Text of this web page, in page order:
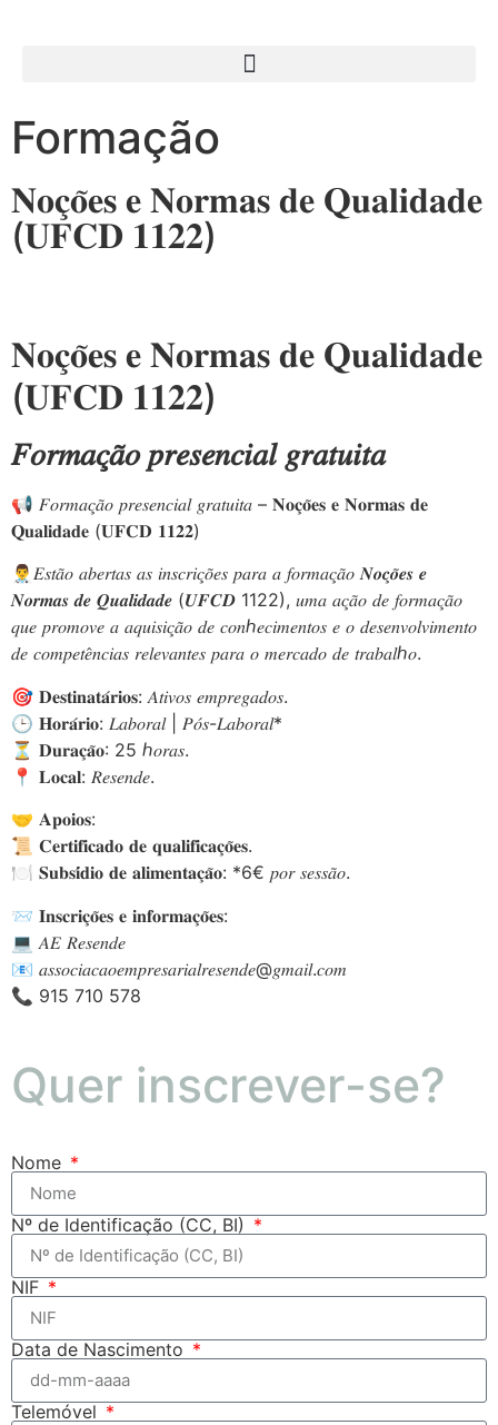
Formação
𝐍𝐨𝐜̧𝐨̃𝐞𝐬 𝐞 𝐍𝐨𝐫𝐦𝐚𝐬 𝐝𝐞 𝐐𝐮𝐚𝐥𝐢𝐝𝐚𝐝𝐞
(𝐔𝐅𝐂𝐃 𝟏𝟏𝟐𝟐)
𝐍𝐨𝐜̧𝐨̃𝐞𝐬 𝐞 𝐍𝐨𝐫𝐦𝐚𝐬 𝐝𝐞 𝐐𝐮𝐚𝐥𝐢𝐝𝐚𝐝𝐞
(𝐔𝐅𝐂𝐃 𝟏𝟏𝟐𝟐)
𝐹𝑜𝑟𝑚𝑎𝑐̧𝑎̃𝑜 𝑝𝑟𝑒𝑠𝑒𝑛𝑐𝑖𝑎𝑙 𝑔𝑟𝑎𝑡𝑢𝑖𝑡𝑎
📢 𝐹𝑜𝑟𝑚𝑎𝑐̧𝑎̃𝑜 𝑝𝑟𝑒𝑠𝑒𝑛𝑐𝑖𝑎𝑙 𝑔𝑟𝑎𝑡𝑢𝑖𝑡𝑎 – 𝐍𝐨𝐜̧𝐨̃𝐞𝐬 𝐞 𝐍𝐨𝐫𝐦𝐚𝐬 𝐝𝐞
𝐐𝐮𝐚𝐥𝐢𝐝𝐚𝐝𝐞 (𝐔𝐅𝐂𝐃 𝟏𝟏𝟐𝟐)
👨‍⚕️𝐸𝑠𝑡𝑎̃𝑜 𝑎𝑏𝑒𝑟𝑡𝑎𝑠 𝑎𝑠 𝑖𝑛𝑠𝑐𝑟𝑖𝑐̧𝑜̃𝑒𝑠 𝑝𝑎𝑟𝑎 𝑎 𝑓𝑜𝑟𝑚𝑎𝑐̧𝑎̃𝑜 𝑵𝒐𝒄̧𝒐̃𝒆𝒔 𝒆
𝑵𝒐𝒓𝒎𝒂𝒔 𝒅𝒆 𝑸𝒖𝒂𝒍𝒊𝒅𝒂𝒅𝒆 (𝑼𝑭𝑪𝑫 1122), 𝑢𝑚𝑎 𝑎𝑐̧𝑎̃𝑜 𝑑𝑒 𝑓𝑜𝑟𝑚𝑎𝑐̧𝑎̃𝑜
𝑞𝑢𝑒 𝑝𝑟𝑜𝑚𝑜𝑣𝑒 𝑎 𝑎𝑞𝑢𝑖𝑠𝑖𝑐̧𝑎̃𝑜 𝑑𝑒 𝑐𝑜𝑛ℎ𝑒𝑐𝑖𝑚𝑒𝑛𝑡𝑜𝑠 𝑒 𝑜 𝑑𝑒𝑠𝑒𝑛𝑣𝑜𝑙𝑣𝑖𝑚𝑒𝑛𝑡𝑜
𝑑𝑒 𝑐𝑜𝑚𝑝𝑒𝑡𝑒̂𝑛𝑐𝑖𝑎𝑠 𝑟𝑒𝑙𝑒𝑣𝑎𝑛𝑡𝑒𝑠 𝑝𝑎𝑟𝑎 𝑜 𝑚𝑒𝑟𝑐𝑎𝑑𝑜 𝑑𝑒 𝑡𝑟𝑎𝑏𝑎𝑙ℎ𝑜.
🎯 𝐃𝐞𝐬𝐭𝐢𝐧𝐚𝐭𝐚́𝐫𝐢𝐨𝐬: 𝐴𝑡𝑖𝑣𝑜𝑠 𝑒𝑚𝑝𝑟𝑒𝑔𝑎𝑑𝑜𝑠.
🕒 𝐇𝐨𝐫𝐚́𝐫𝐢𝐨: 𝐿𝑎𝑏𝑜𝑟𝑎𝑙 | 𝑃𝑜́𝑠-𝐿𝑎𝑏𝑜𝑟𝑎𝑙*
⏳ 𝐃𝐮𝐫𝐚𝐜̧𝐚̃𝐨: 25 ℎ𝑜𝑟𝑎𝑠.
📍 𝐋𝐨𝐜𝐚𝐥: 𝑅𝑒𝑠𝑒𝑛𝑑𝑒.
🤝 𝐀𝐩𝐨𝐢𝐨𝐬:
📜 𝐂𝐞𝐫𝐭𝐢𝐟𝐢𝐜𝐚𝐝𝐨 𝐝𝐞 𝐪𝐮𝐚𝐥𝐢𝐟𝐢𝐜𝐚𝐜̧𝐨̃𝐞𝐬.
🍽️ 𝐒𝐮𝐛𝐬𝐢́𝐝𝐢𝐨 𝐝𝐞 𝐚𝐥𝐢𝐦𝐞𝐧𝐭𝐚𝐜̧𝐚̃𝐨: *6€ 𝑝𝑜𝑟 𝑠𝑒𝑠𝑠𝑎̃𝑜.
📨 𝐈𝐧𝐬𝐜𝐫𝐢𝐜̧𝐨̃𝐞𝐬 𝐞 𝐢𝐧𝐟𝐨𝐫𝐦𝐚𝐜̧𝐨̃𝐞𝐬:
💻 𝐴𝐸 𝑅𝑒𝑠𝑒𝑛𝑑𝑒
📧 𝑎𝑠𝑠𝑜𝑐𝑖𝑎𝑐𝑎𝑜𝑒𝑚𝑝𝑟𝑒𝑠𝑎𝑟𝑖𝑎𝑙𝑟𝑒𝑠𝑒𝑛𝑑𝑒@𝑔𝑚𝑎𝑖𝑙.𝑐𝑜𝑚
📞 915 710 578
Quer inscrever-se?
Nome
Nº de Identificação (CC, BI)
NIF
Data de Nascimento
Telemóvel